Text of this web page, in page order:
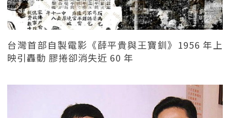
台灣首部自製電影《薛平貴與王寶釧》1956 年上
映引轟動 膠捲卻消失近 60 年